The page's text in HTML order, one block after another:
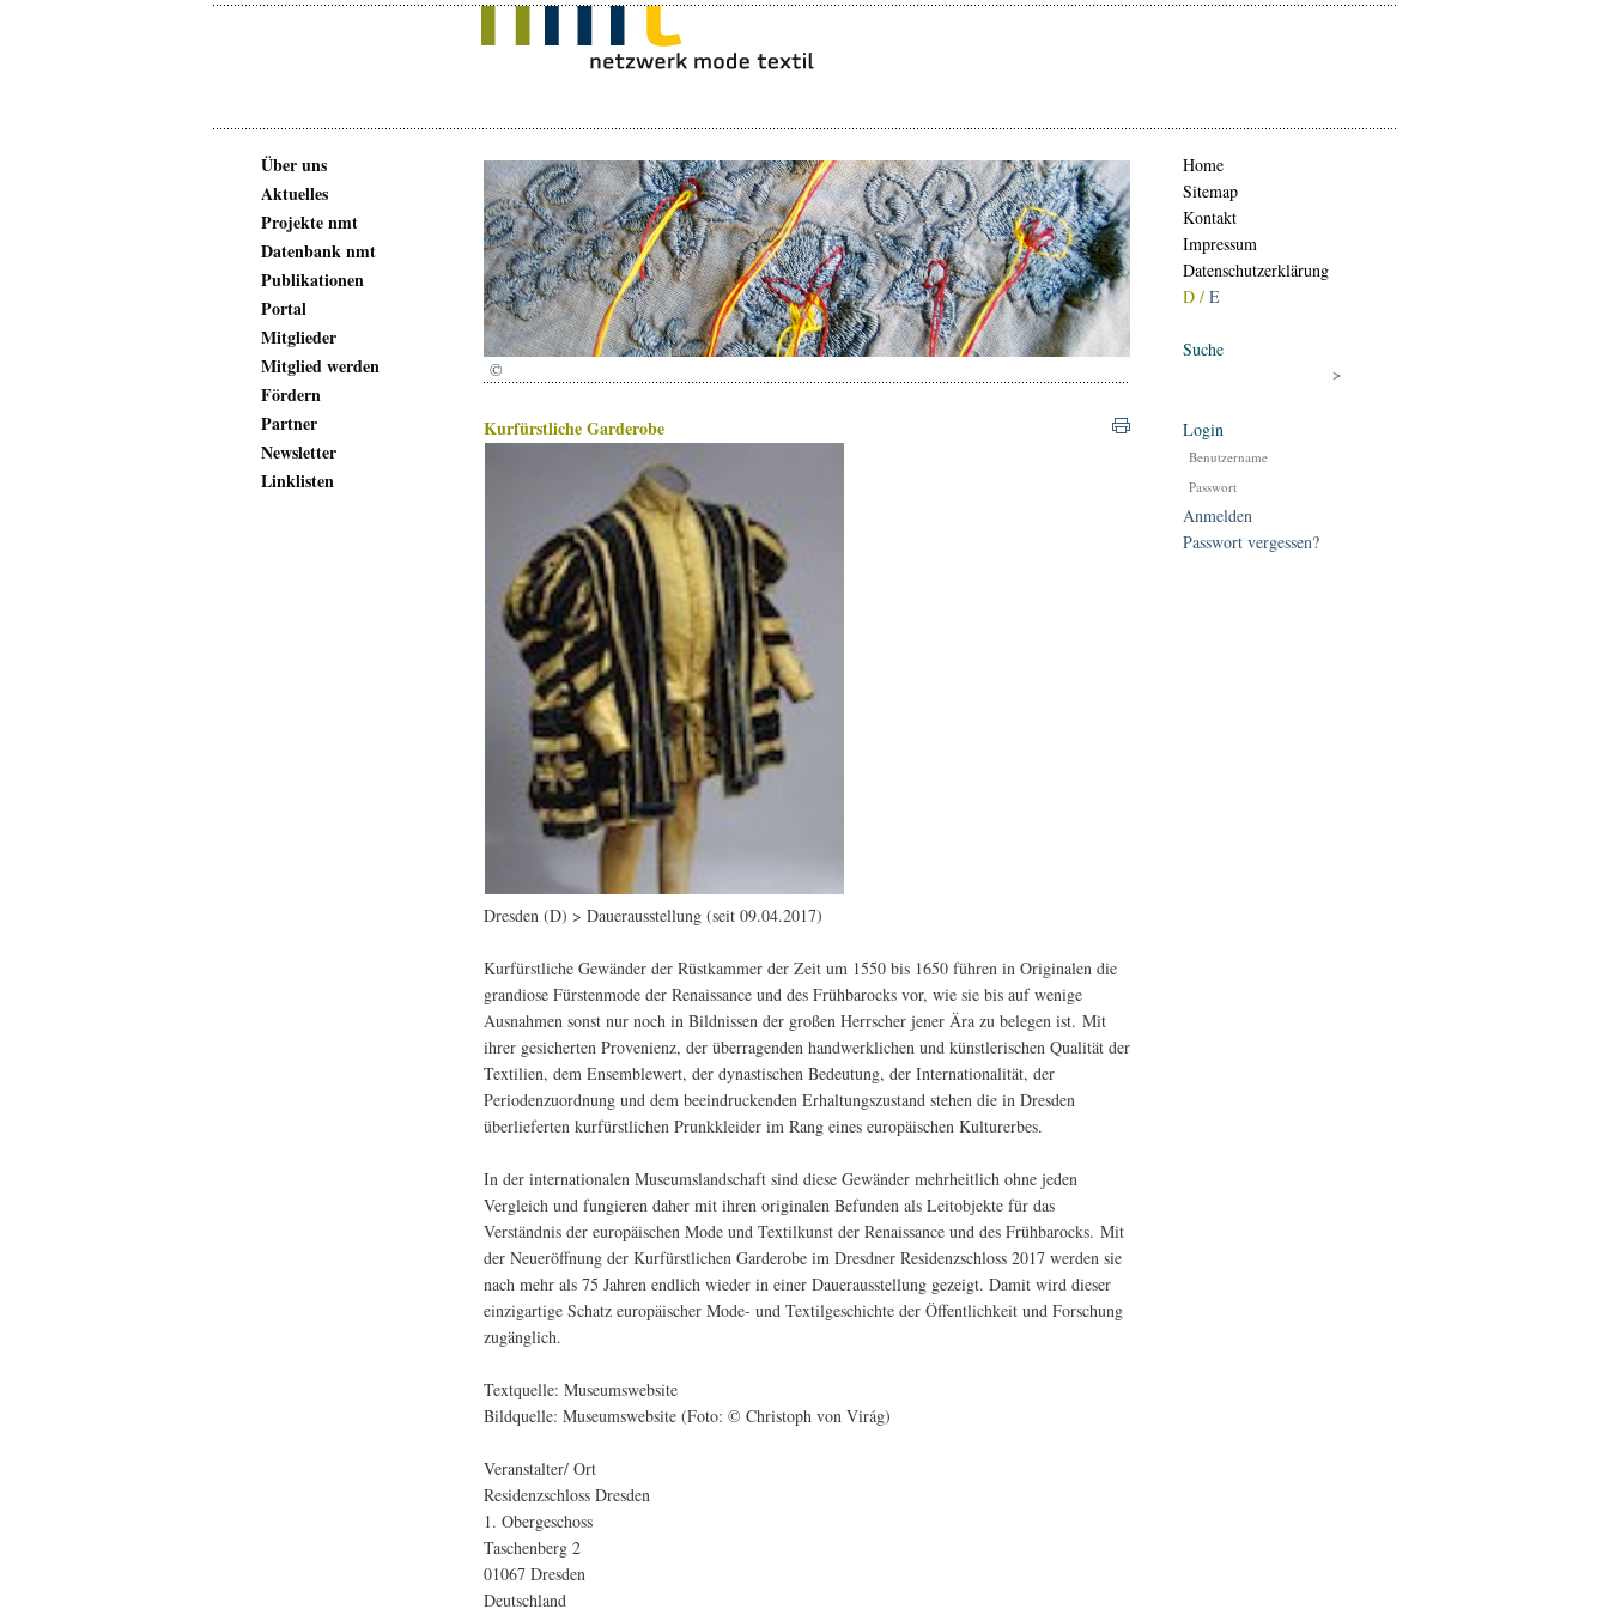
©
Kurfürstliche Garderobe
Dresden (D) > Dauerausstellung (seit 09.04.2017)
Kurfürstliche Gewänder der Rüstkammer der Zeit um 1550 bis 1650 führen in Originalen die
grandiose Fürstenmode der Renaissance und des Frühbarocks vor, wie sie bis auf wenige
Ausnahmen sonst nur noch in Bildnissen der großen Herrscher jener Ära zu belegen ist. Mit
ihrer gesicherten Provenienz, der überragenden handwerklichen und künstlerischen Qualität der
Textilien, dem Ensemblewert, der dynastischen Bedeutung, der Internationalität, der
Periodenzuordnung und dem beeindruckenden Erhaltungszustand stehen die in Dresden
überlieferten kurfürstlichen Prunkkleider im Rang eines europäischen Kulturerbes.
In der internationalen Museumslandschaft sind diese Gewänder mehrheitlich ohne jeden
Vergleich und fungieren daher mit ihren originalen Befunden als Leitobjekte für das
Verständnis der europäischen Mode und Textilkunst der Renaissance und des Frühbarocks. Mit
der Neueröffnung der Kurfürstlichen Garderobe im Dresdner Residenzschloss 2017 werden sie
nach mehr als 75 Jahren endlich wieder in einer Dauerausstellung gezeigt. Damit wird dieser
einzigartige Schatz europäischer Mode- und Textilgeschichte der Öffentlichkeit und Forschung
zugänglich.
Textquelle: Museumswebsite
Bildquelle: Museumswebsite (Foto: © Christoph von Virág)
Veranstalter/ Ort
Residenzschloss Dresden
1. Obergeschoss
Taschenberg 2
01067 Dresden
Deutschland
Über uns
Aktuelles
Projekte nmt
Datenbank nmt
Publikationen
Portal
Mitglieder
Mitglied werden
Fördern
Partner
Newsletter
Linklisten
Home
Sitemap
Kontakt
Impressum
Datenschutzerklärung
D / E
Suche
Login
Anmelden
Passwort vergessen?